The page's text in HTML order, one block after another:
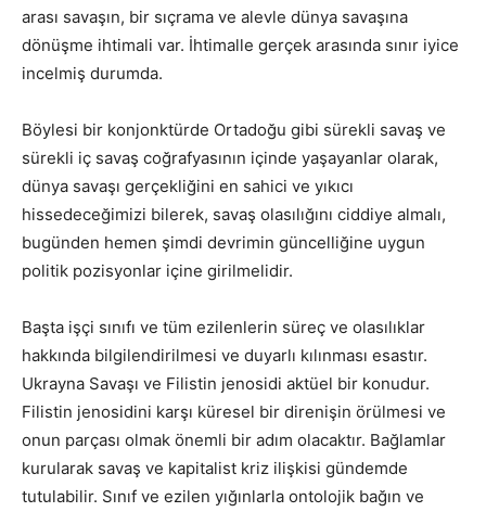
arası savaşın, bir sıçrama ve alevle dünya savaşına
dönüşme ihtimali var. İhtimalle gerçek arasında sınır iyice
incelmiş durumda.
Böylesi bir konjonktürde Ortadoğu gibi sürekli savaş ve
sürekli iç savaş coğrafyasının içinde yaşayanlar olarak,
dünya savaşı gerçekliğini en sahici ve yıkıcı
hissedeceğimizi bilerek, savaş olasılığını ciddiye almalı,
bugünden hemen şimdi devrimin güncelliğine uygun
politik pozisyonlar içine girilmelidir.
Başta işçi sınıfı ve tüm ezilenlerin süreç ve olasılıklar
hakkında bilgilendirilmesi ve duyarlı kılınması esastır.
Ukrayna Savaşı ve Filistin jenosidi aktüel bir konudur.
Filistin jenosidini karşı küresel bir direnişin örülmesi ve
onun parçası olmak önemli bir adım olacaktır. Bağlamlar
kurularak savaş ve kapitalist kriz ilişkisi gündemde
tutulabilir. Sınıf ve ezilen yığınlarla ontolojik bağın ve